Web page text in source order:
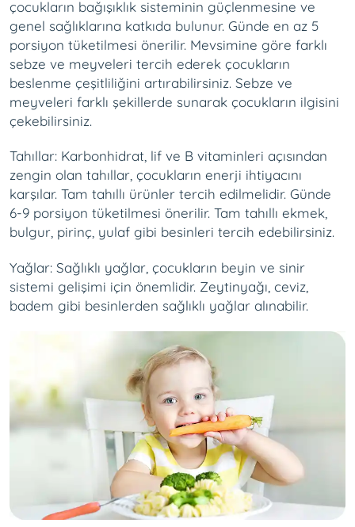
çocukların bağışıklık sisteminin güçlenmesine ve
genel sağlıklarına katkıda bulunur. Günde en az 5
porsiyon tüketilmesi önerilir. Mevsimine göre farklı
sebze ve meyveleri tercih ederek çocukların
beslenme çeşitliliğini artırabilirsiniz. Sebze ve
meyveleri farklı şekillerde sunarak çocukların ilgisini
çekebilirsiniz.
Tahıllar: Karbonhidrat, lif ve B vitaminleri açısından
zengin olan tahıllar, çocukların enerji ihtiyacını
karşılar. Tam tahıllı ürünler tercih edilmelidir. Günde
6-9 porsiyon tüketilmesi önerilir. Tam tahıllı ekmek,
bulgur, pirinç, yulaf gibi besinleri tercih edebilirsiniz.
Yağlar: Sağlıklı yağlar, çocukların beyin ve sinir
sistemi gelişimi için önemlidir. Zeytinyağı, ceviz,
badem gibi besinlerden sağlıklı yağlar alınabilir.